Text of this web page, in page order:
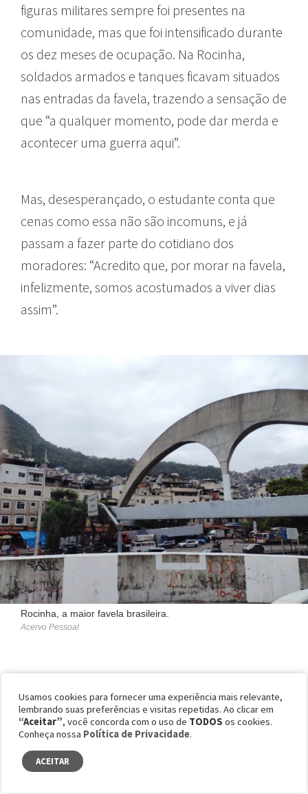
figuras militares sempre foi presentes na
comunidade, mas que foi intensificado durante
os dez meses de ocupação. Na Rocinha,
soldados armados e tanques ficavam situados
nas entradas da favela, trazendo a sensação de
que “a qualquer momento, pode dar merda e
acontecer uma guerra aqui”.
Mas, desesperançado, o estudante conta que
cenas como essa não são incomuns, e já
passam a fazer parte do cotidiano dos
moradores: “Acredito que, por morar na favela,
infelizmente, somos acostumados a viver dias
assim”.
Rocinha, a maior favela brasileira.
Acervo Pessoal
MATA E SE MORRE”
Com todos os quatro moradores entrevistados,
Usamos cookies para fornecer uma experiência mais relevante,
lembrando suas preferências e visitas repetidas. Ao clicar em
“Aceitar”, você concorda com o uso de TODOS os cookies.
Conheça nossa Política de Privacidade.
ACEITAR